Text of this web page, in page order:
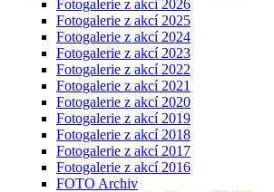
Fotogalerie z akcí 2026
Fotogalerie z akcí 2025
Fotogalerie z akcí 2024
Fotogalerie z akcí 2023
Fotogalerie z akcí 2022
Fotogalerie z akcí 2021
Fotogalerie z akcí 2020
Fotogalerie z akcí 2019
Fotogalerie z akcí 2018
Fotogalerie z akcí 2017
Fotogalerie z akcí 2016
FOTO Archiv